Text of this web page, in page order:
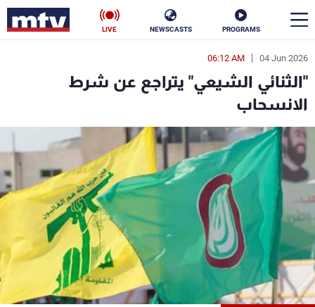
PROGRAMS
NEWSCASTS
LIVE
04 Jun 2026
06:12 AM
"الثنائي الشيعي" يتراجع عن شرط
الانسحاب
en
الأخبار
سياسة ناس
إقتصاد فن
منوعات رياضة
كأس العالم
البرامج